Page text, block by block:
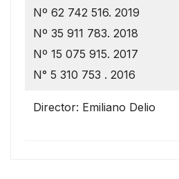
Nº 62 742 516. 2019
Nº 35 911 783. 2018
Nº 15 075 915. 2017
N° 5 310 753 . 2016
Director: Emiliano Delio